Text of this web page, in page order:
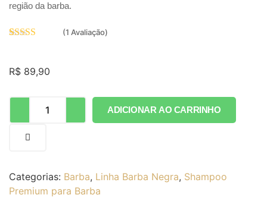
região da barba.
de 5, com
baseado em
(1 Avaliação)
R$ 89,90
ADICIONAR AO CARRINHO
Categorias: Barba, Linha Barba Negra, Shampoo
Premium para Barba